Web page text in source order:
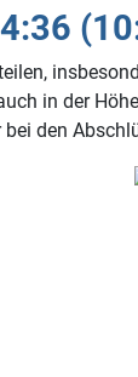
in der
den